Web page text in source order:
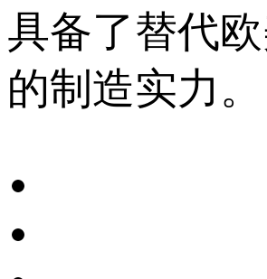
具备了替代
的制造实力。